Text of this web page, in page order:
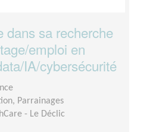
dans sa recherche
emploi en
IA/cybersécurité
Parrainages
- Le Déclic